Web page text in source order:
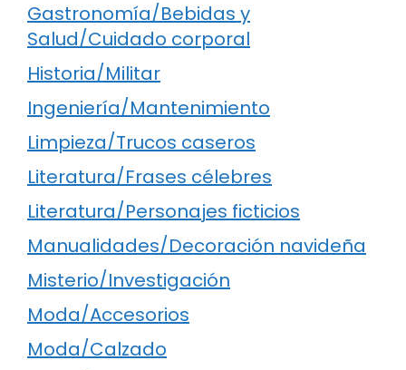
Gastronomía/Bebidas y
Salud/Cuidado corporal
Historia/Militar
Ingeniería/Mantenimiento
Limpieza/Trucos caseros
Literatura/Frases célebres
Literatura/Personajes ficticios
Manualidades/Decoración navideña
Misterio/Investigación
Moda/Accesorios
Moda/Calzado